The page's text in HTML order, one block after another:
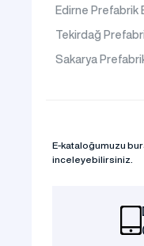
Edirne Prefabrik
Tekirdağ
Sakarya
E-kataloğumuzu
inceleyebilirsiniz.